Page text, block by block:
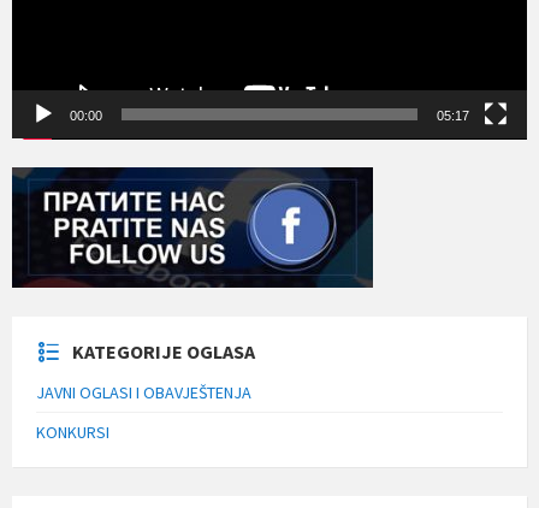
00:00 05:17
KATEGORIJE OGLASA
JAVNI OGLASI I OBAVJEŠTENJA
KONKURSI